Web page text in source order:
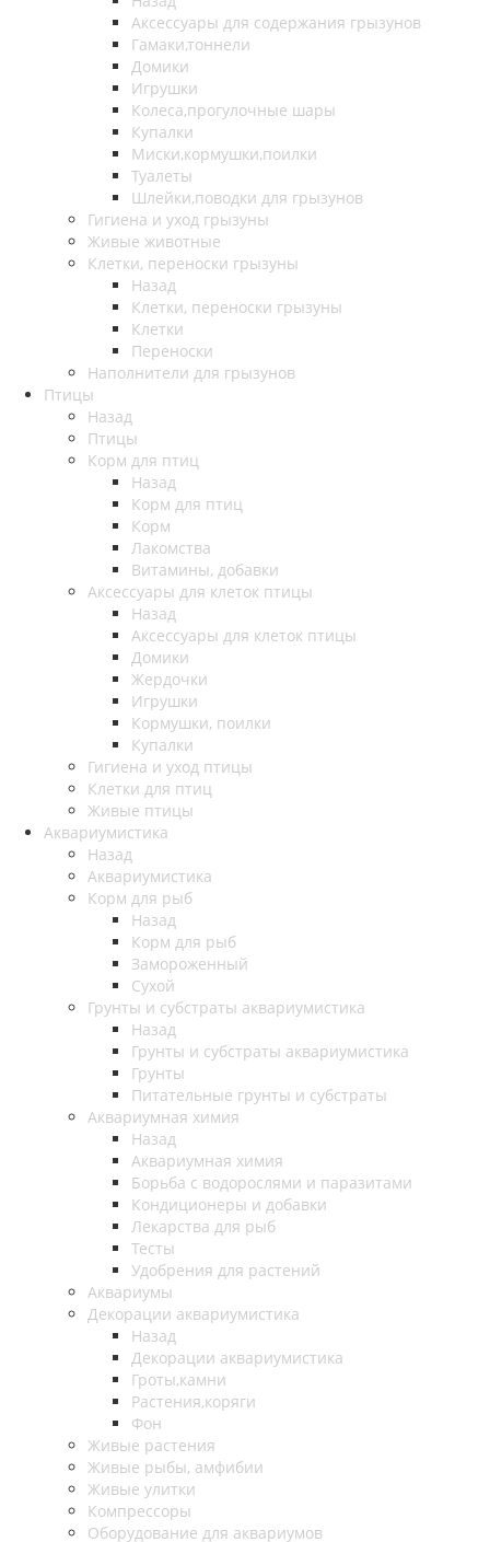
Аксессуары для содержания грызунов
Гамаки,тоннели
Домики
Игрушки
Колеса,прогулочные шары
Купалки
Миски,кормушки,поилки
Туалеты
Шлейки,поводки для грызунов
Гигиена и уход грызуны
Живые животные
Клетки, переноски грызуны
Назад
Клетки, переноски грызуны
Клетки
Переноски
Наполнители для грызунов
Птицы
Назад
Птицы
Корм для птиц
Назад
Корм для птиц
Корм
Лакомства
Витамины, добавки
Аксессуары для клеток птицы
Назад
Аксессуары для клеток птицы
Домики
Жердочки
Игрушки
Кормушки, поилки
Купалки
Гигиена и уход птицы
Клетки для птиц
Живые птицы
Аквариумистика
Назад
Аквариумистика
Корм для рыб
Назад
Корм для рыб
Замороженный
Сухой
Грунты и субстраты аквариумистика
Назад
Грунты и субстраты аквариумистика
Грунты
Питательные грунты и субстраты
Аквариумная химия
Назад
Аквариумная химия
Борьба с водорослями и паразитами
Кондиционеры и добавки
Лекарства для рыб
Тесты
Удобрения для растений
Аквариумы
Декорации аквариумистика
Назад
Декорации аквариумистика
Гроты,камни
Растения,коряги
Фон
Живые растения
Живые рыбы, амфибии
Живые улитки
Компрессоры
Оборудование для аквариумов